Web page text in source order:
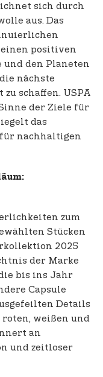
sich durch
aus. Das
positiven
und den Planeten
nächste
schaffen. USPA
der Ziele für
das
für nachhaltigen
zum
Stücken
2025
der Marke
bis ins Jahr
Capsule
Details
weißen und
an
und zeitloser